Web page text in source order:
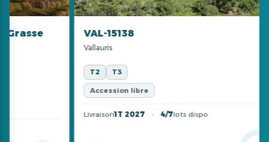
VAL-15138
4/7lots dispo